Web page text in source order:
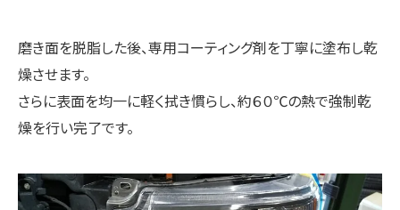
磨き面を脱脂した後、専用コーティング剤を丁寧に塗布し乾
燥させます。
さらに表面を均一に軽く拭き慣らし、約６０℃の熱で強制乾
燥を行い完了です。